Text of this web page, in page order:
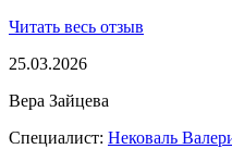
Читать весь отзыв
25.03.2026
Вера Зайцева
Специалист: Нековаль